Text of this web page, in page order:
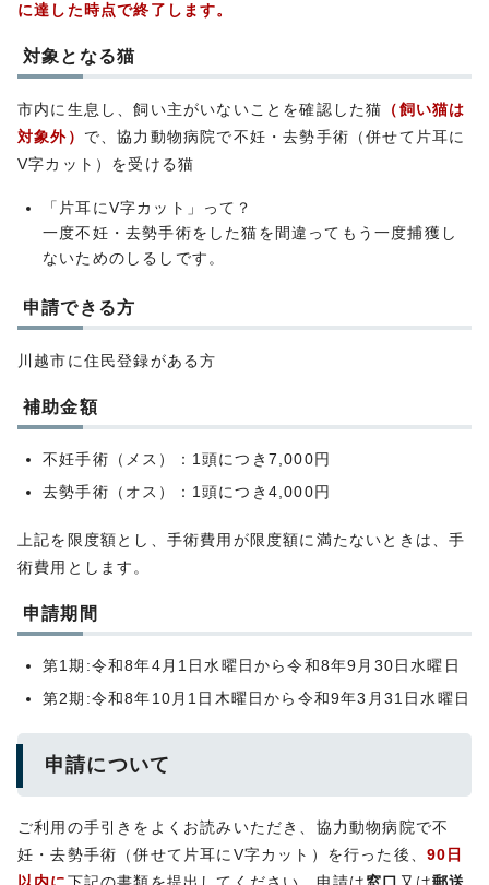
に達した時点で終了します。
対象となる猫
市内に生息し、飼い主がいないことを確認した猫 （飼い猫は
対象外） で、協力動物病院で不妊・去勢手術（併せて片耳に
V字カット）を受ける猫
「片耳にV字カット」って？
一度不妊・去勢手術をした猫を間違ってもう一度捕獲し
ないためのしるしです。
申請できる方
川越市に住民登録がある方
補助金額
不妊手術（メス）：1頭につき7,000円
去勢手術（オス）：1頭につき4,000円
上記を限度額とし、手術費用が限度額に満たないときは、手
術費用とします。
申請期間
第1期:令和8年4月1日水曜日から令和8年9月30日水曜日
第2期:令和8年10月1日木曜日から令和9年3月31日水曜日
申請について
ご利用の手引きをよくお読みいただき、協力動物病院で不
妊・去勢手術（併せて片耳にV字カット）を行った後、 90日